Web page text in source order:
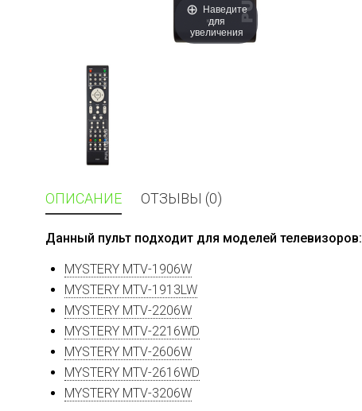
Наведите
для
увеличения
ОПИСАНИЕ ОТЗЫВЫ (0)
Данный пульт подходит для моделей телевизоров:
MYSTERY MTV-1906W
MYSTERY MTV-1913LW
MYSTERY MTV-2206W
MYSTERY MTV-2216WD
MYSTERY MTV-2606W
MYSTERY MTV-2616WD
MYSTERY MTV-3206W